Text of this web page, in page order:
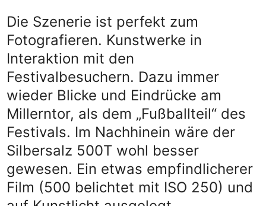
Die Szenerie ist perfekt zum
Fotografieren. Kunstwerke in
Interaktion mit den
Festivalbesuchern. Dazu immer
wieder Blicke und Eindrücke am
Millerntor, als dem „Fußballteil“ des
Festivals. Im Nachhinein wäre der
Silbersalz 500T wohl besser
gewesen. Ein etwas empfindlicherer
Film (500 belichtet mit ISO 250) und